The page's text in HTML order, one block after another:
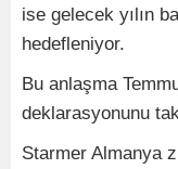
ise gelecek yılın
hedefleniyor.
Bu anlaşma
deklarasyonunu
Starmer Almanya